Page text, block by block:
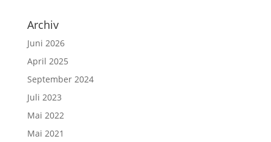
Archiv
Juni 2026
April 2025
September 2024
Juli 2023
Mai 2022
Mai 2021